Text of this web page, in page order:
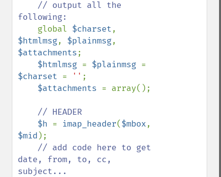
following:
global $charset
$htmlmsg, $plainmsg
$attachments;
$htmlmsg = $plainmsg
$charset = '' ;
$attachments = array();
// HEADER
$h = imap_header($mbox
$mid );
// add code here to get
date, from, to, cc,
subject...